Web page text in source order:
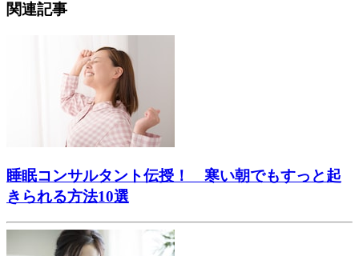
関連記事
睡眠コンサルタント伝授！ 寒い朝でもすっと起
きられる方法10選